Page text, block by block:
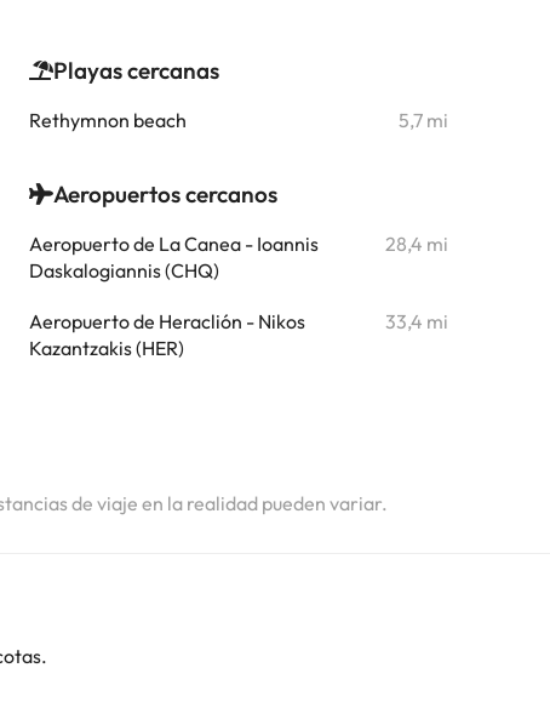
Playas cercanas
Rethymnon beach 5,7 mi
Aeropuertos cercanos
Aeropuerto de La Canea - Ioannis
Daskalogiannis (CHQ)
28,4 mi
Aeropuerto de Heraclión - Nikos
Kazantzakis (HER)
33,4 mi
de viaje en la realidad pueden variar.